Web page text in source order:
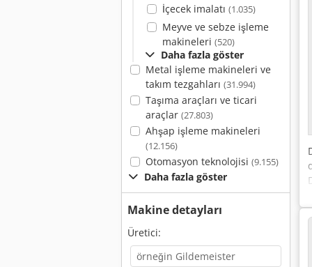
İçecek imalatı (1.035)
Meyve ve sebze işleme
makineleri (520)
Daha fazla göster
Metal işleme makineleri ve
takım tezgahları (31.994)
Taşıma araçları ve ticari
araçlar (27.803)
Ahşap işleme makineleri
(12.156)
Otomasyon teknolojisi (9.155)
Daha fazla göster
Makine detayları
Üretici: